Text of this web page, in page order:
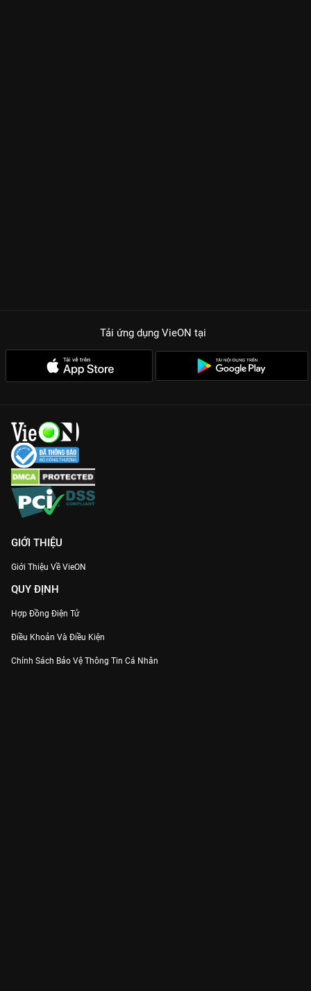
Tải ứng dụng VieON tại
GIỚI THIỆU
Giới Thiệu Về VieON
QUY ĐỊNH
Hợp Đồng Điện Tử
Điều Khoản Và Điều Kiện
Chính Sách Bảo Vệ Thông Tin Cá Nhân